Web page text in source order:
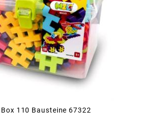
110 Bausteine 67322